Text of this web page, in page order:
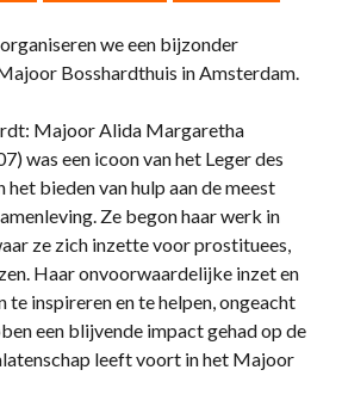
we een bijzonder
Bosshardthuis in Amsterdam.
Majoor Alida Margaretha
was een icoon van het Leger des
het bieden van hulp aan de meest
Ze begon haar werk in
ze zich inzette voor prostituees,
Haar onvoorwaardelijke inzet en
te inspireren en te helpen, ongeacht
een blijvende impact gehad op de
leeft voort in het Majoor